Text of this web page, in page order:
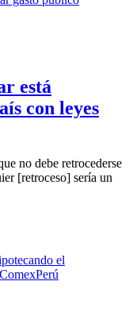
está
con leyes
no debe retrocederse
[retroceso] sería un